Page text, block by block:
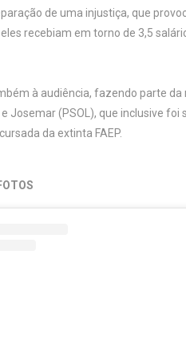
de uma injustiça, que
eles recebiam em torno de 3,5
à audiência, fazendo parte
Josemar (PSOL), que inclusive foi
da extinta FAEP.